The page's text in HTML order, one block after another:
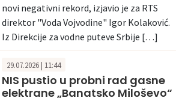
novi negativni rekord, izjavio je za RTS
direktor "Voda Vojvodine" Igor Kolaković.
Iz Direkcije za vodne puteve Srbije […]
29.07.2026 | 11:44
NIS pustio u probni rad gasne
elektrane „Banatsko Miloševo“